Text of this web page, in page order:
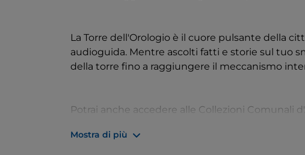
La Torre dell'Orologio è il cuore pulsante della
audioguida. Mentre ascolti fatti e storie sul tuo
della torre fino a raggiungere il meccanismo
Potrai anche accedere alle Collezioni Comunali
tessuti che vanno dal Medioevo ai giorni nostri.
Mostra di più